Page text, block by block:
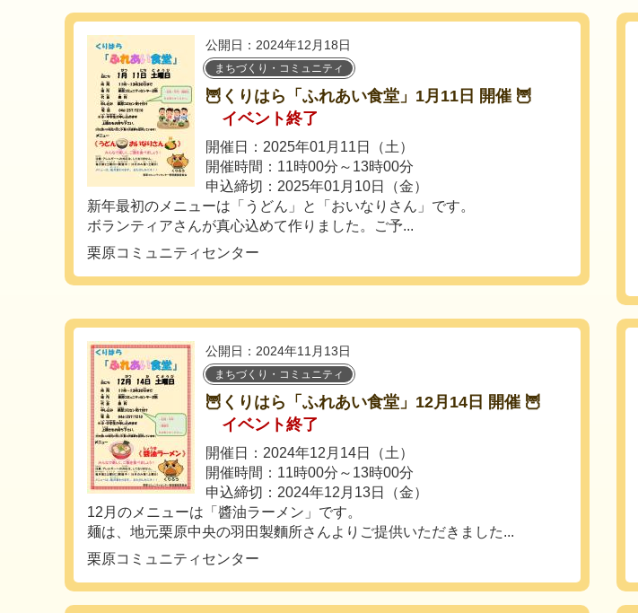
公開日：2024年12月18日
まちづくり・コミュニティ
🦉くりはら「ふれあい食堂」1月11日 開催 🦉
イベント終了
開催日：2025年01月11日（土）
開催時間：11時00分～13時00分
申込締切：2025年01月10日（金）
新年最初のメニューは「うどん」と「おいなりさん」です。
ボランティアさんが真心込めて作りました。ご予...
栗原コミュニティセンター
公開日：2024年11月13日
まちづくり・コミュニティ
🦉くりはら「ふれあい食堂」12月14日 開催 🦉
イベント終了
開催日：2024年12月14日（土）
開催時間：11時00分～13時00分
申込締切：2024年12月13日（金）
12月のメニューは「醬油ラーメン」です。
麺は、地元栗原中央の羽田製麵所さんよりご提供いただきました...
栗原コミュニティセンター